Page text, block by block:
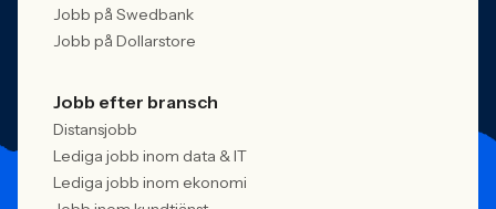
Jobb på Swedbank
Jobb på Dollarstore
Jobb efter bransch
Distansjobb
Lediga jobb inom data & IT
Lediga jobb inom ekonomi